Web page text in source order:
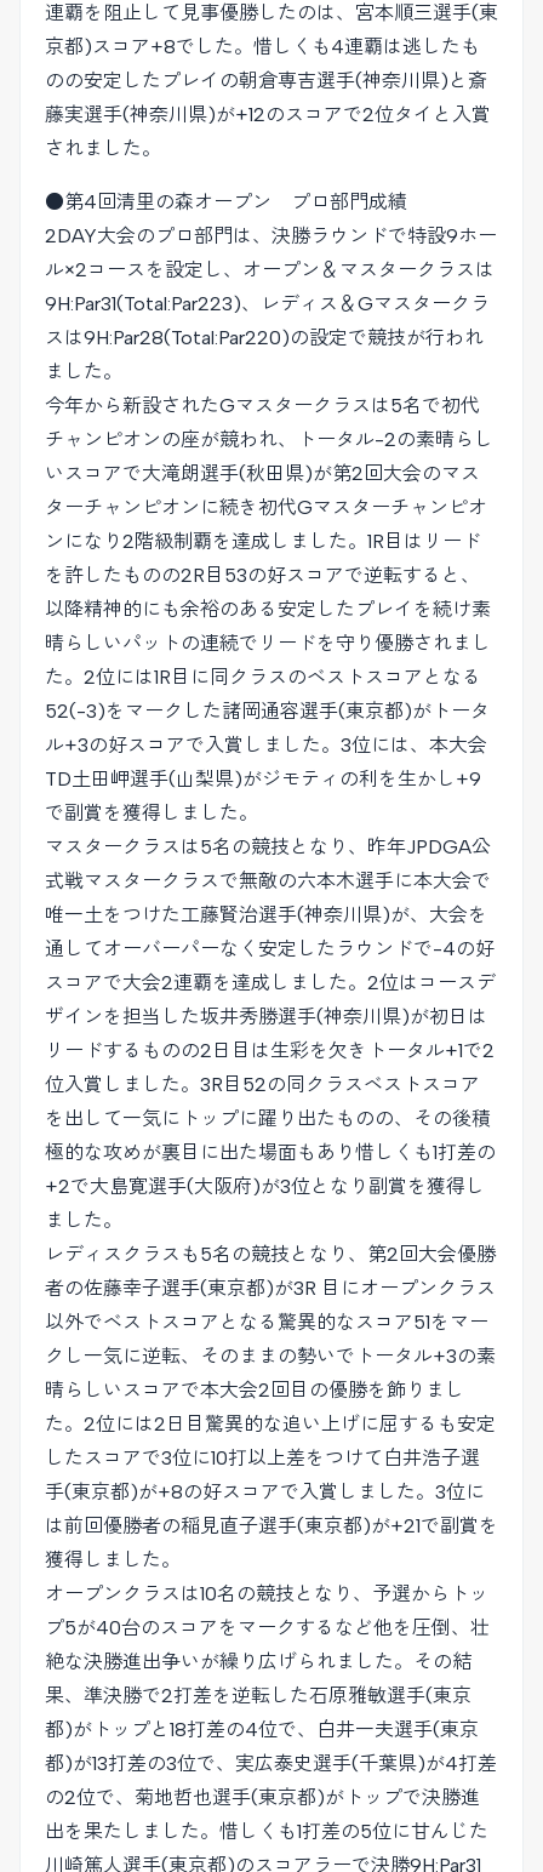
連覇を阻止して見事優勝したのは、宮本順三選手(東
京都)スコア+8でした。惜しくも4連覇は逃したも
のの安定したプレイの朝倉専吉選手(神奈川県)と斎
藤実選手(神奈川県)が+12のスコアで2位タイと入賞
されました。
●第4回清里の森オープン プロ部門成績
2DAY大会のプロ部門は、決勝ラウンドで特設9ホー
ル×2コースを設定し、オープン＆マスタークラスは
9H:Par31(Total:Par223)、レディス＆Gマスタークラ
スは9H:Par28(Total:Par220)の設定で競技が行われ
ました。
今年から新設されたGマスタークラスは5名で初代
チャンピオンの座が競われ、トータル-2の素晴らし
いスコアで大滝朗選手(秋田県)が第2回大会のマス
ターチャンピオンに続き初代Gマスターチャンピオ
ンになり2階級制覇を達成しました。1R目はリード
を許したものの2R目53の好スコアで逆転すると、
以降精神的にも余裕のある安定したプレイを続け素
晴らしいパットの連続でリードを守り優勝されまし
た。2位には1R目に同クラスのベストスコアとなる
52(-3)をマークした諸岡通容選手(東京都)がトータ
ル+3の好スコアで入賞しました。3位には、本大会
TD土田岬選手(山梨県)がジモティの利を生かし+9
で副賞を獲得しました。
マスタークラスは5名の競技となり、昨年JPDGA公
式戦マスタークラスで無敵の六本木選手に本大会で
唯一土をつけた工藤賢治選手(神奈川県)が、大会を
通してオーバーパーなく安定したラウンドで-4の好
スコアで大会2連覇を達成しました。2位はコースデ
ザインを担当した坂井秀勝選手(神奈川県)が初日は
リードするものの2日目は生彩を欠きトータル+1で2
位入賞しました。3R目52の同クラスベストスコア
を出して一気にトップに躍り出たものの、その後積
極的な攻めが裏目に出た場面もあり惜しくも1打差の
+2で大島寛選手(大阪府)が3位となり副賞を獲得し
ました。
レディスクラスも5名の競技となり、第2回大会優勝
者の佐藤幸子選手(東京都)が3R 目にオープンクラス
以外でベストスコアとなる驚異的なスコア51をマー
クし一気に逆転、そのままの勢いでトータル+3の素
晴らしいスコアで本大会2回目の優勝を飾りまし
た。2位には2日目驚異的な追い上げに屈するも安定
したスコアで3位に10打以上差をつけて白井浩子選
手(東京都)が+8の好スコアで入賞しました。3位に
は前回優勝者の稲見直子選手(東京都)が+21で副賞を
獲得しました。
オープンクラスは10名の競技となり、予選からトッ
プ5が40台のスコアをマークするなど他を圧倒、壮
絶な決勝進出争いが繰り広げられました。その結
果、準決勝で2打差を逆転した石原雅敏選手(東京
都)がトップと18打差の4位で、白井一夫選手(東京
都)が13打差の3位で、実広泰史選手(千葉県)が4打差
の2位で、菊地哲也選手(東京都)がトップで決勝進
出を果たしました。惜しくも1打差の5位に甘んじた
川崎篤人選手(東京都)のスコアラーで決勝9H:Par31